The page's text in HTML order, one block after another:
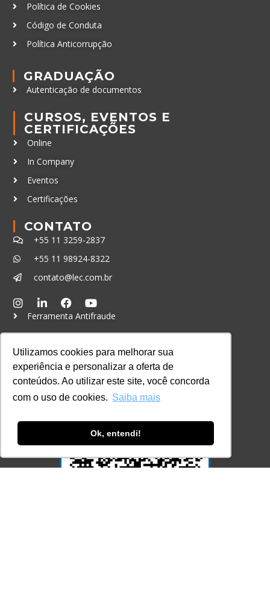
Utilizamos cookies para melhorar sua
experiência e personalizar a oferta de
conteúdos. Ao utilizar este site, você concorda
com o uso de cookies. Saiba mais
Ok, entendi!
Política de Cookies
Código de Conduta
Política Anticorrupção
GRADUAÇÃO
Autenticação de documentos
CURSOS, EVENTOS E
CERTIFICAÇÕES
Online
In Company
Eventos
Certificações
CONTATO
+55 11 3259-2837
+55 11 98924-8322
contato@lec.com.br
Ferramenta Antifraude
Sistema e-MEC